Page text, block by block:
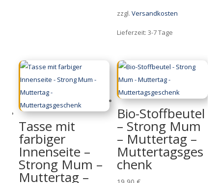
zzgl.Versandkosten
Lieferzeit:3-7 Tage
Tasse mit
farbiger
Innenseite –
Strong Mum –
Muttertag –
Bio-Stoffbeutel
– Strong Mum
– Muttertag –
Muttertagsges
chenk